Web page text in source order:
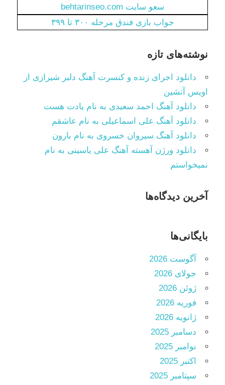
سعو سایت behtarinseo.com
جواب بازی فندق مرحله ۳۰۰ تا ۳۹۹
نوشته‌های تازه
دانلود اجرای زنده و کنسرت آهنگ دلبر شیرازی از
اویس آتشین
دانلود آهنگ احمد سعیدی به نام یادت هست
دانلود آهنگ علی اسماعیلی به نام عاشقم
دانلود آهنگ سیروان خسروی به نام بارون
دانلود ورژن آهسته آهنگ علی یاسینی به نام
نمیخواستم
آخرین دیدگاه‌ها
بایگانی‌ها
آگوست 2026
جولای 2026
ژوئن 2026
فوریه 2026
ژانویه 2026
دسامبر 2025
نوامبر 2025
اکتبر 2025
سپتامبر 2025